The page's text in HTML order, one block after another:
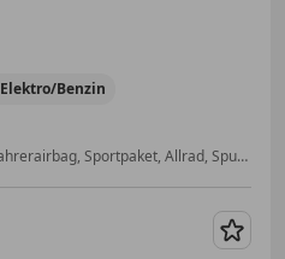
Elektro/Benzin
Head-up display, Luftfederung, Fahrerairbag, Sportpaket, Allrad, Spurhalteassistent, Sitzbelüftung, Sitzheizung